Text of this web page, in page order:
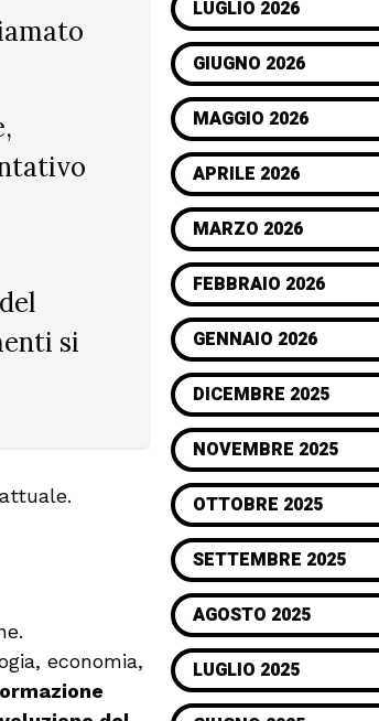
si
economia,
LUGLIO 2026
GIUGNO 2026
MAGGIO 2026
APRILE 2026
MARZO 2026
FEBBRAIO 2026
GENNAIO 2026
DICEMBRE 2025
NOVEMBRE 2025
OTTOBRE 2025
SETTEMBRE 2025
AGOSTO 2025
LUGLIO 2025